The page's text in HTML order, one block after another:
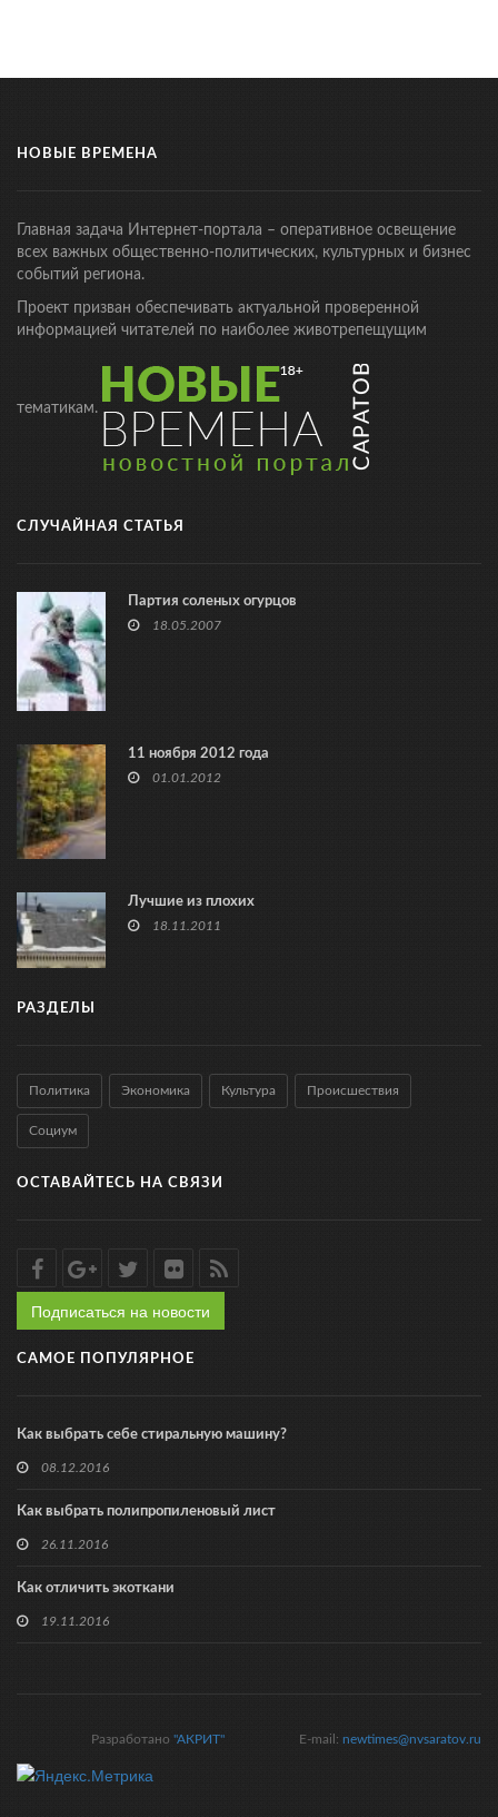
НОВЫЕ ВРЕМЕНА
Главная задача Интернет-портала – оперативное освещение
всех важных общественно-политических, культурных и бизнес
событий региона.
Проект призван обеспечивать актуальной проверенной
информацией читателей по наиболее животрепещущим
тематикам.
СЛУЧАЙНАЯ СТАТЬЯ
Партия соленых огурцов
18.05.2007
11 ноября 2012 года
01.01.2012
Лучшие из плохих
18.11.2011
РАЗДЕЛЫ
Политика Экономика Культура Происшествия
Социум
ОСТАВАЙТЕСЬ НА СВЯЗИ
Подписаться на новости
САМОЕ ПОПУЛЯРНОЕ
Как выбрать себе стиральную машину?
08.12.2016
Как выбрать полипропиленовый лист
26.11.2016
Как отличить экоткани
19.11.2016
E-mail: newtimes@nvsaratov.ru
Разработано "АКРИТ"